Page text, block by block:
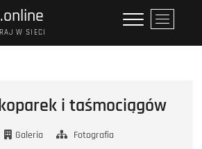
W SIECI
P
r
z
s
i taśmociągów
Galeria
Fotografia